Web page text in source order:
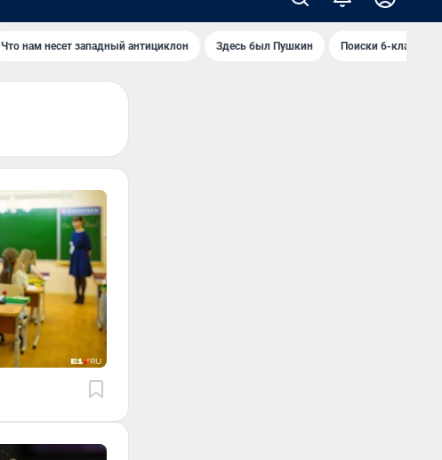
Что нам несет западный антициклон Здесь был Пушкин Поиски 6-